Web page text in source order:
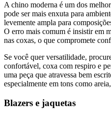
A chino moderna é um dos
pode ser mais enxuta para
levemente ampla para
O erro mais comum é insistir em
nas coxas, o que compromete
Se você quer versatilidade,
confortável, coxa com respiro e
uma peça que atravessa bem
especialmente em tons como
Blazers e jaquetas